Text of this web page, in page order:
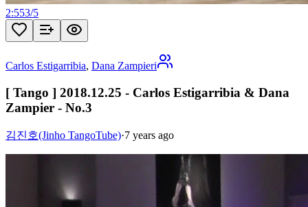
2:553/5
Carlos Estigarribia, Dana Zampieri
[ Tango ] 2018.12.25 - Carlos Estigarribia & Dana
Zampier - No.3
김진호(Jinho TangoTube)·7 years ago